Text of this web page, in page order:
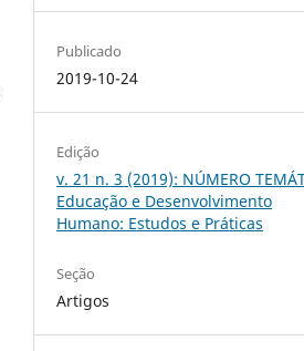
Publicado
2019-10-24
Edição
v. 21 n. 3 (2019): NÚMERO
Educação e Desenvolvimento
Humano: Estudos e Práticas
Seção
Artigos